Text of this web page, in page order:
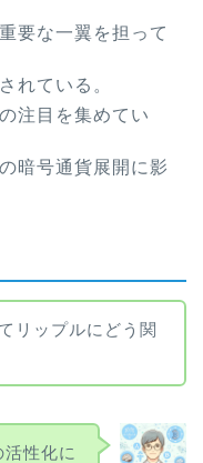
要な一翼を担って
れている。
注目を集めてい
暗号通貨展開に影
リップルにどう関
活性化に